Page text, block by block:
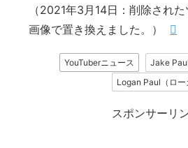
（2021年3月14日：削除され
画像で置き換えました。）
YouTuberニュース Jake
Logan Paul（ロー
スポンサーリ